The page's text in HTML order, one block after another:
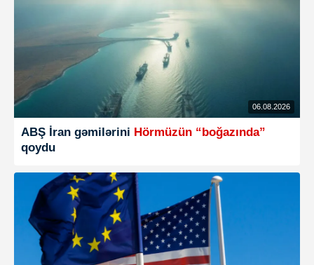
06.08.2026
ABŞ İran gəmilərini Hörmüzün “boğazında”
qoydu